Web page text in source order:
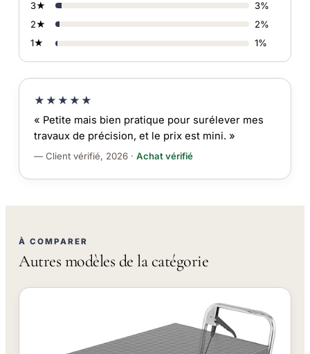
3★
3%
2★
2%
1★
1%
★★★★★
« Petite mais bien pratique pour surélever mes
travaux de précision, et le prix est mini. »
— Client vérifié, 2026 · Achat vérifié
À COMPARER
Autres modèles de la catégorie